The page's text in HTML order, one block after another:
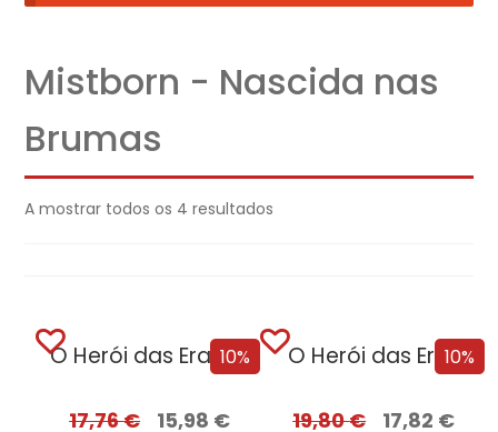
Mistborn - Nascida nas
Brumas
A mostrar todos os 4 resultados
10%
O Herói das Eras – Parte II
17,76€ 15,98 €
10%
O Herói das Eras
19,80€ 17,82 €